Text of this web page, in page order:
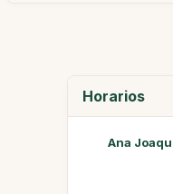
Horarios
Ana